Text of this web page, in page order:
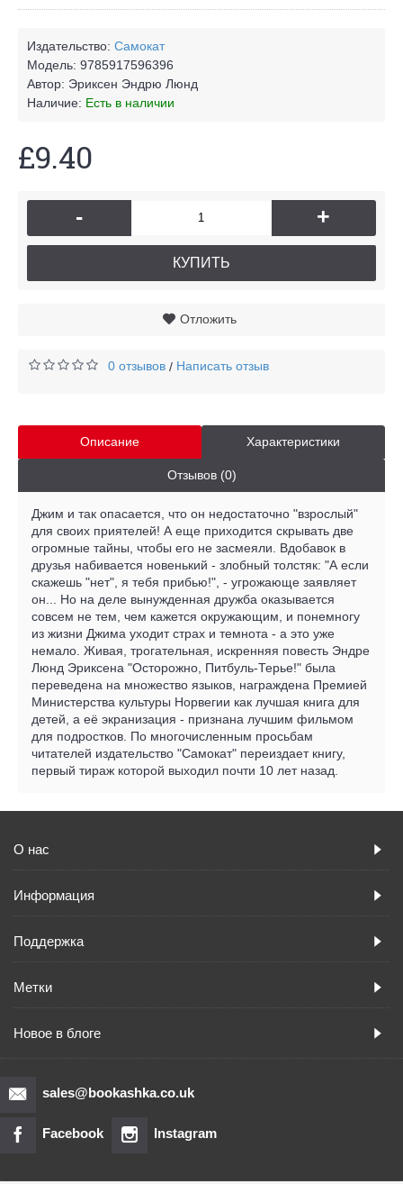
Издательство: Самокат
Модель: 9785917596396
Автор: Эриксен Эндрю Люнд
Наличие: Есть в наличии
£9.40
- +
КУПИТЬ
Отложить
0 отзывов / Написать отзыв
Описание Характеристики
Отзывов (0)
Джим и так опасается, что он недостаточно "взрослый"
для своих приятелей! А еще приходится скрывать две
огромные тайны, чтобы его не засмеяли. Вдобавок в
друзья набивается новенький - злобный толстяк: "А если
скажешь "нет", я тебя прибью!", - угрожающе заявляет
он... Но на деле вынужденная дружба оказывается
совсем не тем, чем кажется окружающим, и понемногу
из жизни Джима уходит страх и темнота - а это уже
немало. Живая, трогательная, искренняя повесть Эндре
Люнд Эриксена "Осторожно, Питбуль-Терье!" была
переведена на множество языков, награждена Премией
Министерства культуры Норвегии как лучшая книга для
детей, а её экранизация - признана лучшим фильмом
для подростков. По многочисленным просьбам
читателей издательство "Самокат" переиздает книгу,
первый тираж которой выходил почти 10 лет назад.
О нас
Информация
Поддержка
Метки
Новое в блоге
sales@bookashka.co.uk
Facebook Instagram